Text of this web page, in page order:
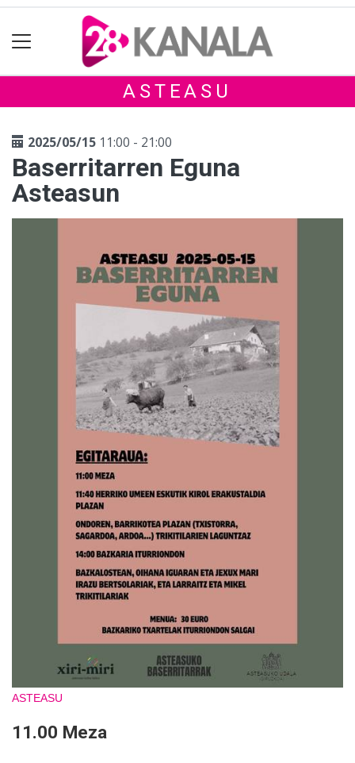
ASTEASU
2025/05/15 11:00 - 21:00
Baserritarren Eguna
Asteasun
ASTEASU
11.00 Meza